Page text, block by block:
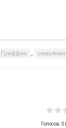
Гриффин , семьянин
Голосов: 0